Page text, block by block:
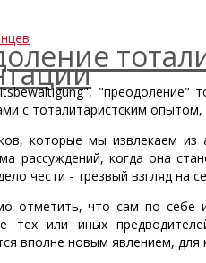
"преодоление"
с тоталитаристским
которые мы извлекаем из
рассуждений, когда она
чести - трезвый взгляд на
отметить, что сам по себе
тех или иных
вполне новым явлением, для